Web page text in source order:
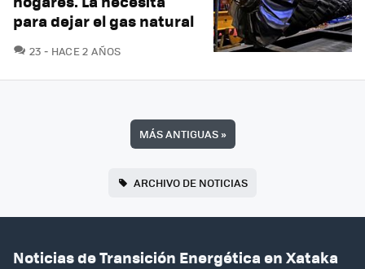
para dejar el gas natural
23 COMENTARIOS
HACE 2 AÑOS
MÁS ANTIGUAS»
ARCHIVO DE NOTICIAS
Noticias de Transición Energética en Xataka